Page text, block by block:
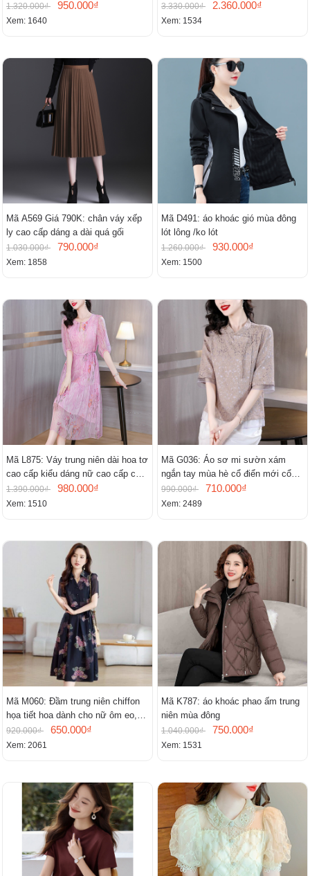
1.320.000₫ 950.000₫
Xem: 1640
cấp
3.330.000₫ 2.360.000₫
Xem: 1534
Mã A569 Giá 790K: chân váy xếp
ly cao cấp dáng a dài quá gối
1.030.000₫ 790.000₫
Xem: 1858
Mã D491: áo khoác gió mùa đông
lót lông /ko lót
1.260.000₫ 930.000₫
Xem: 1500
Mã L875: Váy trung niên dài hoa tơ
cao cấp kiểu dáng nữ cao cấp cao
cấp thần
1.390.000₫ 980.000₫
Xem: 1510
Mã G036: Áo sơ mi sườn xám
ngắn tay mùa hè cổ điển mới cổ
đứng
990.000₫ 710.000₫
Xem: 2489
Mã M060: Đầm trung niên chiffon
họa tiết hoa dành cho nữ ôm eo,
cổ chữ V, đầm midi tay ngắn thanh
lịch.
920.000₫ 650.000₫
Xem: 2061
Mã K787: áo khoác phao ấm trung
niên mùa đông
1.040.000₫ 750.000₫
Xem: 1531